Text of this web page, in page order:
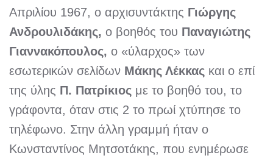
Απριλίου 1967, ο αρχισυντάκτης Γιώργης
Ανδρουλιδάκης, ο βοηθός του Παναγιώτης
Γιαννακόπουλος, ο «ύλαρχος» των
εσωτερικών σελίδων Μάκης Λέκκας και ο επί
της ύλης Π. Πατρίκιος με το βοηθό του, το
γράφοντα, όταν στις 2 το πρωί χτύπησε το
τηλέφωνο. Στην άλλη γραμμή ήταν ο
Κωνσταντίνος Μητσοτάκης, που ενημέρωσε